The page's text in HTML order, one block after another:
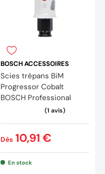
BOSCH ACCESSOIRES
Scies trépans BiM
Progressor Cobalt
BOSCH Professional
Dès 10,91 €
En stock